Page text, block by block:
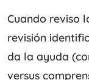
Cuando reviso
revisión
da la ayuda
versus